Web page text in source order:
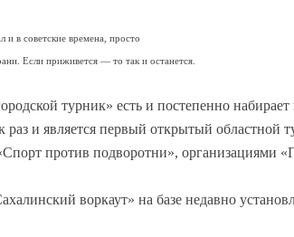
и в советские времена, просто
Если приживется — то так и останется.
турник» есть и постепенно набирает
раз и является первый открытый областной
против подворотни», организациями
воркаут» на базе недавно